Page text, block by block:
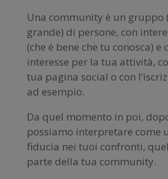
Una community è un gruppo
grande) di persone, con
(che è bene che tu conosca) e
interesse per la tua attività,
tua pagina social o con
ad esempio.
Da quel momento in poi,
possiamo interpretare come
fiducia nei tuoi confronti,
parte della tua community.